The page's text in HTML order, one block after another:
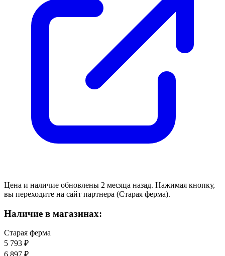
Цена и наличие обновлены 2 месяца назад. Нажимая кнопку,
вы переходите на сайт партнера (Старая ферма).
Наличие в магазинах:
Старая ферма
5 793 ₽